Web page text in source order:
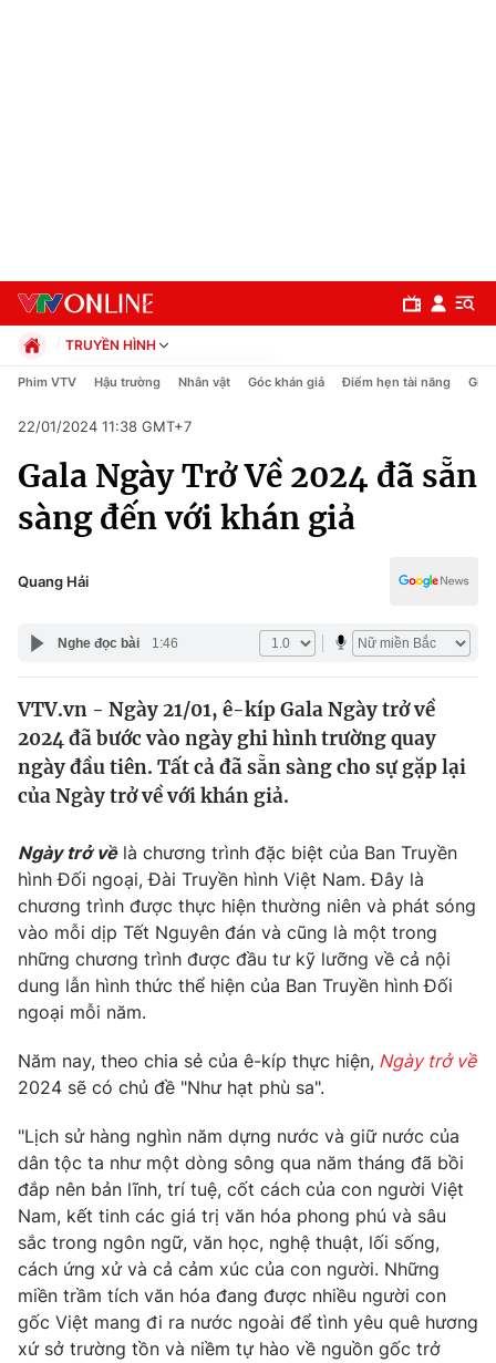
Chuyên mục
Chính trị
Pháp luật
Thế giới
Tin tức
Thế giới đó đây
Câu chuyện quốc tế
Tài chính
Thị trường
Góc doanh nghiệp
Dữ liệu và đời sống
Truyền hình
Phim VTV
Nhân vật
Khán giả
Giải sao mai
Giải trí
Điện ảnh
Sao
Đời sống
Du lịch
Làm đẹp
Chất lượng cuộc sống
Giáo dục
Tuyển sinh
Học trực tuyến
Công nghệ
Hitech Công nghệ tương lai
Sản phẩm
Thị trường
Giao lưu trực tuyến
Lịch phát sóng
TRUYỀN HÌNH
Chính trị
Pháp luật
Kinh tế
Thể thao
Truyền hình
Y tế
Công nghệ
Phim VTV Hậu trường Nhân vật Góc khán giả Điểm hẹn tài năng Giải
22/01/2024 11:38 GMT+7
Gala Ngày Trở Về 2024 đã sẵn
sàng đến với khán giả
Quang Hải
Nghe đọc bài 1:46
VTV.vn - Ngày 21/01, ê-kíp Gala Ngày trở về
2024 đã bước vào ngày ghi hình trường quay
ngày đầu tiên. Tất cả đã sẵn sàng cho sự gặp lại
của Ngày trở về với khán giả.
Ngày trở vềlà chương trình đặc biệt của Ban Truyền
hình Đối ngoại, Đài Truyền hình Việt Nam. Đây là
chương trình được thực hiện thường niên và phát sóng
vào mỗi dịp Tết Nguyên đán và cũng là một trong
những chương trình được đầu tư kỹ lưỡng về cả nội
dung lẫn hình thức thể hiện của Ban Truyền hình Đối
ngoại mỗi năm.
Năm nay, theo chia sẻ của ê-kíp thực hiện, Ngày trở về
2024 sẽ có chủ đề "Như hạt phù sa".
"Lịch sử hàng nghìn năm dựng nước và giữ nước của
dân tộc ta như một dòng sông qua năm tháng đã bồi
đắp nên bản lĩnh, trí tuệ, cốt cách của con người Việt
Nam, kết tinh các giá trị văn hóa phong phú và sâu
sắc trong ngôn ngữ, văn học, nghệ thuật, lối sống,
cách ứng xử và cả cảm xúc của con người. Những
miền trầm tích văn hóa đang được nhiều người con
gốc Việt mang đi ra nước ngoài để tình yêu quê hương
xứ sở trường tồn và niềm tự hào về nguồn gốc trở